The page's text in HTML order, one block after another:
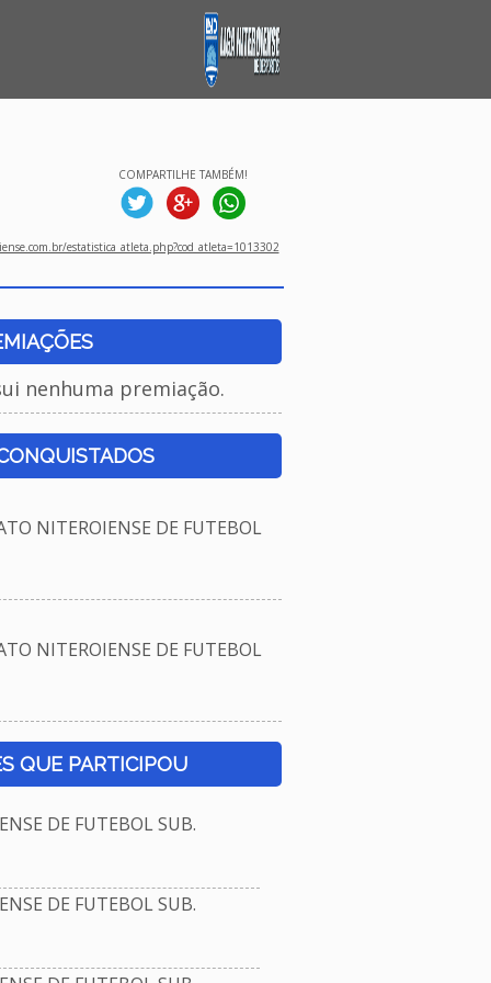
COMPARTILHE TAMBÉM!
estatistica_atleta.php?cod_atleta=1013302
nenhuma premiação.
NITEROIENSE DE FUTEBOL
NITEROIENSE DE FUTEBOL
QUE PARTICIPOU
DE FUTEBOL SUB.
DE FUTEBOL SUB.